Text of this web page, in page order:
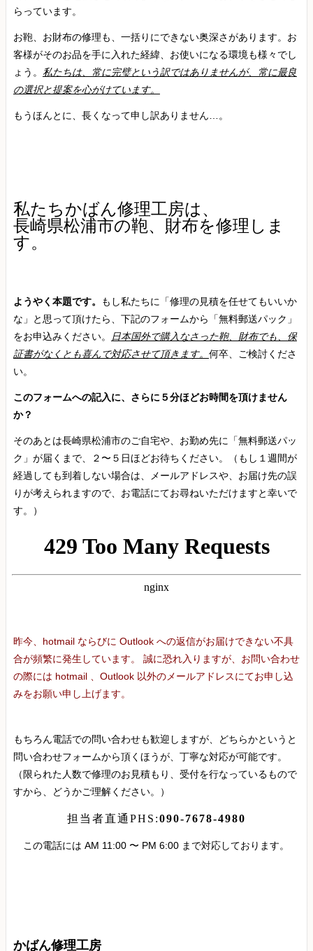
らっています。
お鞄、お財布の修理も、一括りにできない奥深さがあります。お
客様がそのお品を手に入れた経緯、お使いになる環境も様々でし
ょう。 私たちは、常に完璧という訳ではありませんが、常に最良
の選択と提案を心がけています。
もうほんとに、長くなって申し訳ありません…。
私たちかばん修理工房は、
長崎県松浦市の鞄、財布を修理しま
す。
ようやく本題です。
もし私たちに「修理の見積を任せてもいいか
な」と思って頂けたら、下記のフォームから「無料郵送パック」
をお申込みください。
日本国外で購入なさった鞄、財布でも、保
証書がなくとも喜んで対応させて頂きます。 何卒、ご検討くださ
い。
このフォームへの記入に、さらに５分ほどお時間を頂けません
か？
そのあとは長崎県松浦市のご自宅や、お勤め先に「無料郵送パッ
ク」が届くまで、２〜５日ほどお待ちください。（もし１週間が
経過しても到着しない場合は、メールアドレスや、お届け先の誤
りが考えられますので、お電話にてお尋ねいただけますと幸いで
す。）
昨今、hotmail ならびに Outlook への返信がお届けできない不具
合が頻繁に発生しています。 誠に恐れ入りますが、お問い合わせ
の際には hotmail 、Outlook 以外のメールアドレスにてお申し込
みをお願い申し上げます。
もちろん電話での問い合わせも歓迎しますが、どちらかというと
問い合わせフォームから頂くほうが、丁寧な対応が可能です。
（限られた人数で修理のお見積もり、受付を行なっているもので
すから、どうかご理解ください。）
担当者直通PHS:090-7678-4980
この電話には AM 11:00 〜 PM 6:00 まで対応しております。
かばん修理工房